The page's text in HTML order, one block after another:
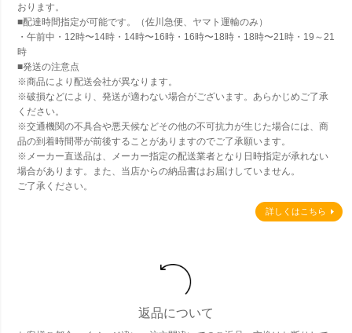
おります。
■配達時間指定が可能です。（佐川急便、ヤマト運輸のみ）
・午前中・12時〜14時・14時〜16時・16時〜18時・18時〜21時・19～21
時
■発送の注意点
※商品により配送会社が異なります。
※破損などにより、発送が適わない場合がございます。あらかじめご了承
ください。
※交通機関の不具合や悪天候などその他の不可抗力が生じた場合には、商
品の到着時間帯が前後することがありますのでご了承願います。
※メーカー直送品は、メーカー指定の配送業者となり日時指定が承れない
場合があります。また、当店からの納品書はお届けしていません。
ご了承ください。
詳しくはこちら
返品について